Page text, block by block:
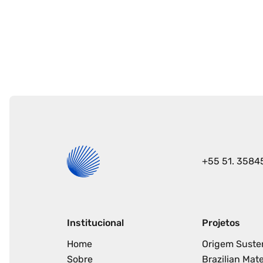
+55 51.
Institucional
Home
Sobre
Projetos
Origem
Brazilian